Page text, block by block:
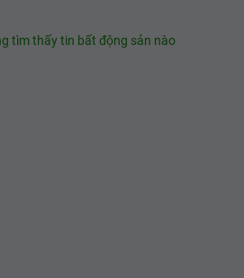
tìm thấy tin bất động sản nào